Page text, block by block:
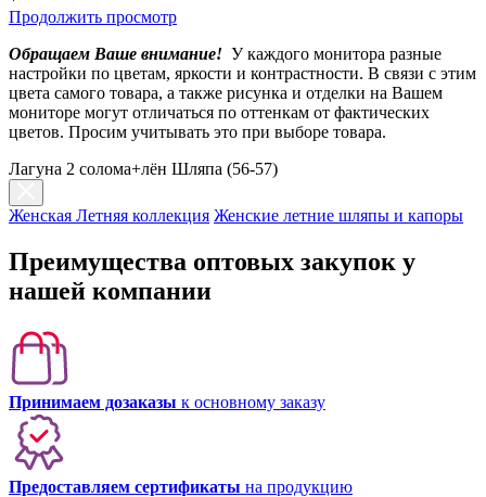
Продолжить просмотр
Обращаем Ваше внимание! У каждого монитора разные
настройки по цветам, яркости и контрастности. В связи с этим
цвета самого товара, а также рисунка и отделки на Вашем
мониторе могут отличаться по оттенкам от фактических
цветов. Просим учитывать это при выборе товара.
Лагуна 2 солома+лён Шляпа (56-57)
Женская Летняя коллекция Женские летние шляпы и капоры
Преимущества оптовых закупок у
нашей компании
Принимаем дозаказы к основному заказу
Предоставляем сертификаты на продукцию